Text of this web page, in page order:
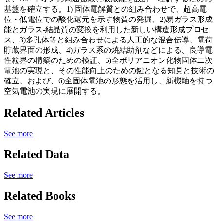
基盤を確立する。1) 固体電解質との組み合わせで、超高電
位・低電位での酸化還元を示す物質の発掘、2)易ガラス形成
能とガラス-結晶質の変換を利用した新しい構造形成プロセ
ス、3)多孔体等と組み合わせによる人工的な混合伝導、電荷
貯蔵界面の形成、4)ガラス系の焼結助剤などによる、良導電
性粒界の構築のための検証、5)全ポリアニオン化物固体二次
電池の実現と、その性能向上のための鍵となる知見と技術の
確立、および、6)全固体電池の形態を活用し、新機軸を持つ
空気電池の実現に展開する。
Related Articles
See more
Related Data
See more
Related Books
See more